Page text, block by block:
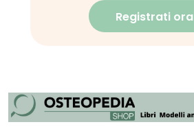
Registrati ora